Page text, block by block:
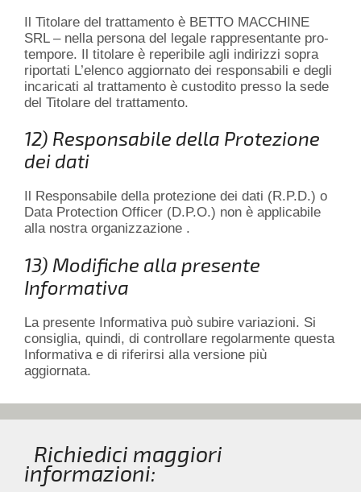
Il Titolare del trattamento è BETTO MACCHINE
SRL – nella persona del legale rappresentante pro-
tempore. Il titolare è reperibile agli indirizzi sopra
riportati L’elenco aggiornato dei responsabili e degli
incaricati al trattamento è custodito presso la sede
del Titolare del trattamento.
12) Responsabile della Protezione
dei dati
Il Responsabile della protezione dei dati (R.P.D.) o
Data Protection Officer (D.P.O.) non è applicabile
alla nostra organizzazione .
13) Modifiche alla presente
Informativa
La presente Informativa può subire variazioni. Si
consiglia, quindi, di controllare regolarmente questa
Informativa e di riferirsi alla versione più
aggiornata.
Richiedici maggiori
informazioni: